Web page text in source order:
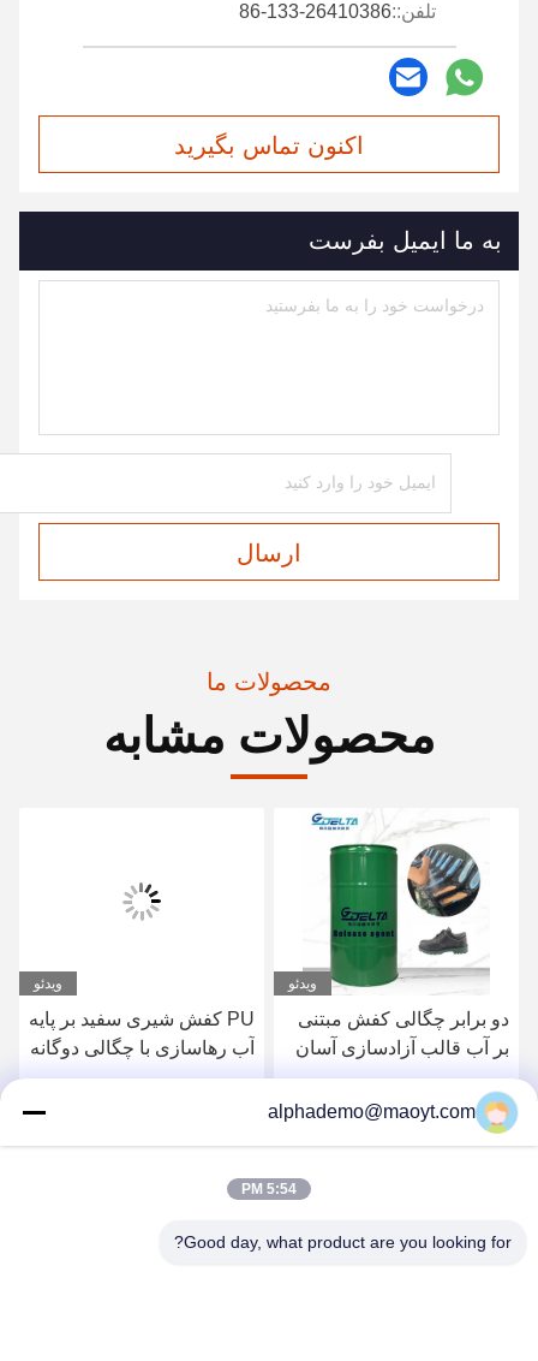
تلفن::86-133-26410386
اکنون تماس بگیرید
به ما ایمیل بفرست
ارسال
محصولات ما
محصولات مشابه
ویدئو
دو برابر چگالی کفش مبتنی
بر آب قالب آزادسازی آسان
بهترین قیمت را دریافت کنید
ویدئو
PU کفش شیری سفید بر پایه
آب رهاسازی با چگالی دوگانه
با رهاسازی آسان نچسب
بهترین قیمت را دریافت کنید
alphademo@maoyt.com
5:54 PM
Good day, what product are you looking for?